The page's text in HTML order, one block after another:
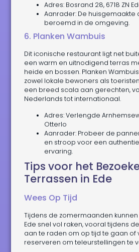
Adres: Bosrand 28, 6718 ZN
Aanrader: De huisgemaakte
beroemd in de omgeving.
6. Planken Wambuis
Dit iconische restaurant ligt net
een warm en uitnodigend terras
heide en bossen. Planken
zowel lokale bewoners als
een breed scala aan gerechten,
Nederlands tot internationaal.
Adres: Verlengde
Otterlo
Aanrader: Probeer de
en stroop voor een
ervaring.
Tips voor het
Terrassen in Ede
Wees Op Tijd
Tijdens de zomermaanden
Ede snel vol raken, vooral tijdens
aan te raden om op tijd te gaan of
reserveren om teleurstellingen te